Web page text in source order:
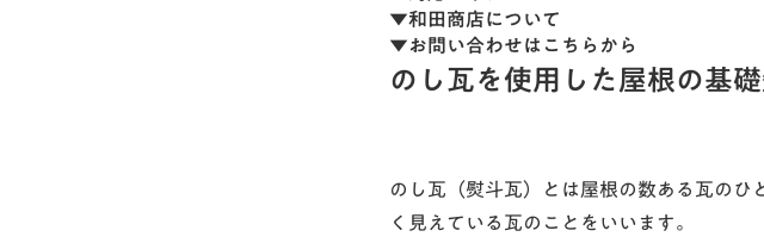
▼和田商店について
▼お問い合わせはこちらから
のし瓦を使用した屋根の基
のし瓦（熨斗瓦）とは屋根の数ある瓦の
く見えている瓦のことをいいます。